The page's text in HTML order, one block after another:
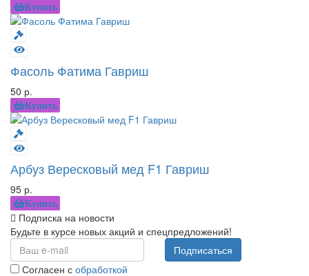
Купить
Фасоль Фатима Гавриш
50 р.
Купить
Арбуз Вересковый мед F1 Гавриш
95 р.
Купить
Подписка на новости
Будьте в курсе новых акций и спецпредложений!
Согласен с обработкой
Подписаться